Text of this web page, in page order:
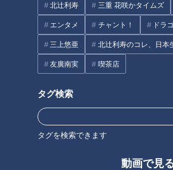
北辻利寿 三重 花咲かタイムズ
エンタメ チャント！ ドラ
三上悠亜 北辻利寿のコレ、日本
友廣南実 喫茶店
タグ検索
タグを検索できます
動画で見
ピエロと呼ばれた息子
オススメ関連コンテンツ
【次の動画】「賀久くん見てま
【前の動